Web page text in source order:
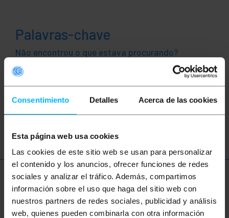
Consentimiento Detalles Acerca de las cookies
Esta página web usa cookies
Las cookies de este sitio web se usan para personalizar
el contenido y los anuncios, ofrecer funciones de redes
sociales y analizar el tráfico. Además, compartimos
información sobre el uso que haga del sitio web con
nuestros partners de redes sociales, publicidad y análisis
web, quienes pueden combinarla con otra información
Palavras-chave
Não encontrou o que estava procurando?
animais animal cachorro
Mais informações